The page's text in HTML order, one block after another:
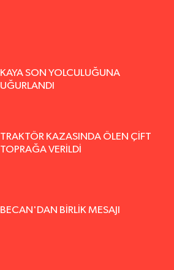
KAYA SON YOLCULUĞUNA
UĞURLANDI
TRAKTÖR KAZASINDA ÖLEN ÇİFT
TOPRAĞA VERİLDİ
BECAN'DAN BİRLİK MESAJI